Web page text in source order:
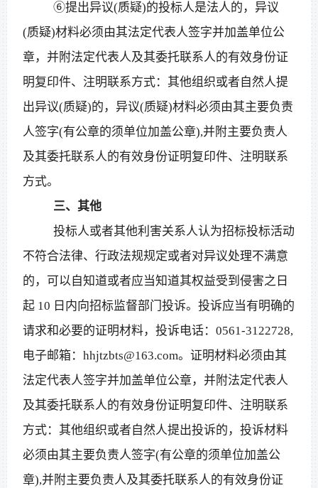
⑥提出异议(质疑)的投标人是法人的，异议
(质疑)材料必须由其法定代表人签字并加盖单位公
章，并附法定代表人及其委托联系人的有效身份证
明复印件、注明联系方式：其他组织或者自然人提
出异议(质疑)的，异议(质疑)材料必须由其主要负责
人签字(有公章的须单位加盖公章),并附主要负责人
及其委托联系人的有效身份证明复印件、注明联系
方式。
三、其他
投标人或者其他利害关系人认为招标投标活动
不符合法律、行政法规规定或者对异议处理不满意
的，可以自知道或者应当知道其权益受到侵害之日
起 10 日内向招标监督部门投诉。投诉应当有明确的
请求和必要的证明材料，投诉电话：0561-3122728,
电子邮箱：hhjtzbts@163.com。证明材料必须由其
法定代表人签字并加盖单位公章，并附法定代表人
及其委托联系人的有效身份证明复印件、注明联系
方式：其他组织或者自然人提出投诉的，投诉材料
必须由其主要负责人签字(有公章的须单位加盖公
章),并附主要负责人及其委托联系人的有效身份证